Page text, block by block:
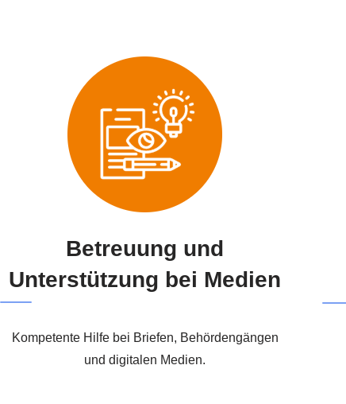
Betreuung und
Unterstützung bei Medien
Kompetente Hilfe bei Briefen, Behördengängen
und digitalen Medien.